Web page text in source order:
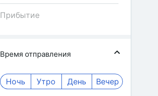
Время отправления
Ночь Утро День Вечер